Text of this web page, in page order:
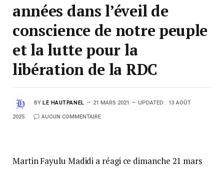
années dans l’éveil de
conscience de notre peuple
et la lutte pour la
libération de la RDC
BY LE HAUTPANEL 21 MARS 2021 UPDATED: 13 AOÛT
2025 AUCUN COMMENTAIRE
Martin Fayulu Madidi a réagi ce dimanche 21 mars